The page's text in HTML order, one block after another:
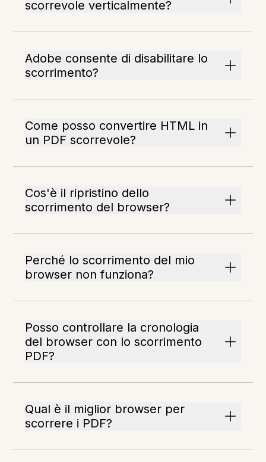
scorrevole verticalmente?
Adobe consente di disabilitare lo
scorrimento?
Come posso convertire HTML in
un PDF scorrevole?
Cos'è il ripristino dello
scorrimento del browser?
Perché lo scorrimento del mio
browser non funziona?
Posso controllare la cronologia
del browser con lo scorrimento
PDF?
Qual è il miglior browser per
scorrere i PDF?